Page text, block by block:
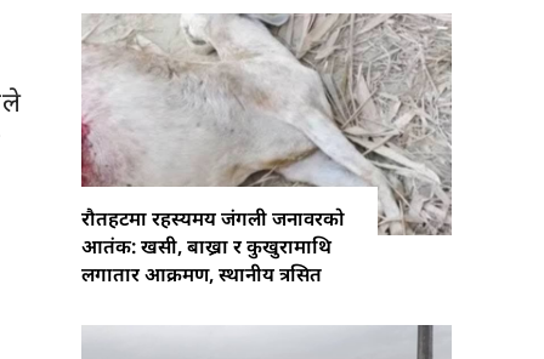
रौतहटमा रहस्यमय जंगली जनावरको
आतंक: खसी, बाख्रा र कुखुरामाथि
लगातार आक्रमण, स्थानीय त्रसित